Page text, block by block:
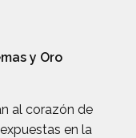
y Oro
al corazón de
en la